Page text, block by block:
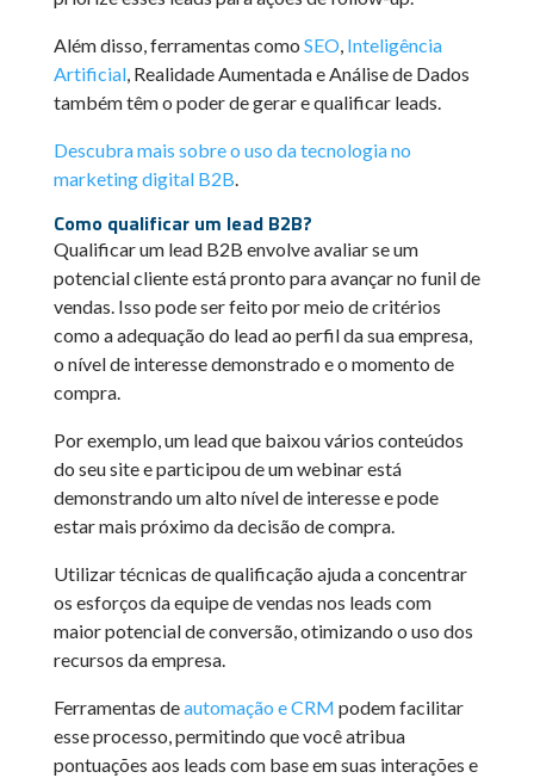
Além disso, ferramentas como SEO, Inteligência
Artificial, Realidade Aumentada e Análise de Dados
também têm o poder de gerar e qualificar leads.
Descubra mais sobre o uso da tecnologia no
marketing digital B2B.
Como qualificar um lead B2B?
Qualificar um lead B2B envolve avaliar se um
potencial cliente está pronto para avançar no funil de
vendas. Isso pode ser feito por meio de critérios
como a adequação do lead ao perfil da sua empresa,
o nível de interesse demonstrado e o momento de
compra.
Por exemplo, um lead que baixou vários conteúdos
do seu site e participou de um webinar está
demonstrando um alto nível de interesse e pode
estar mais próximo da decisão de compra.
Utilizar técnicas de qualificação ajuda a concentrar
os esforços da equipe de vendas nos leads com
maior potencial de conversão, otimizando o uso dos
recursos da empresa.
Ferramentas deautomação e CRM podem facilitar
esse processo, permitindo que você atribua
pontuações aos leads com base em suas interações e